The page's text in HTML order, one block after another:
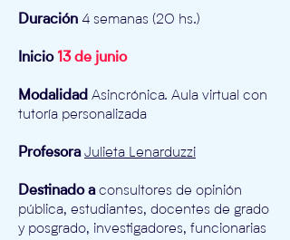
Duración 4 semanas (20 hs.)
Inicio 13 de junio
Modalidad Asincrónica. Aula virtual con
tutoría personalizada
Profesora Julieta Lenarduzzi
Destinado a consultores de opinión
pública, estudiantes, docentes de grado
y posgrado, investigadores, funcionarias